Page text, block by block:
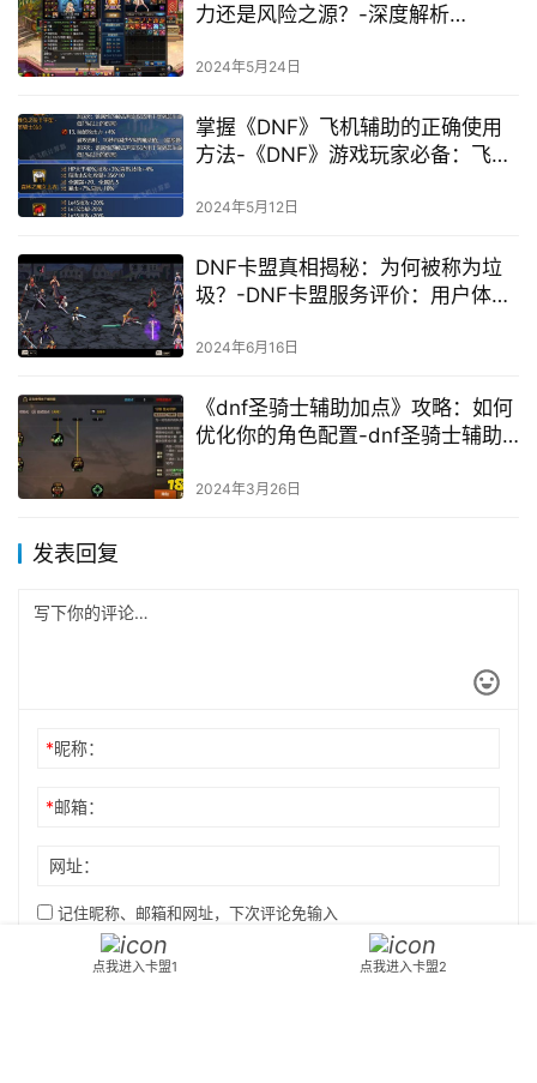
力还是风险之源？-深度解析
验与潜在风险
2024年5月24日
掌握《DNF》飞机辅助的正确使用
方法-《DNF》游戏玩家必备：飞机
2024年5月12日
DNF卡盟真相揭秘：为何被称为垃
圾？-DNF卡盟服务评价：用户体验
2024年6月16日
《dnf圣骑士辅助加点》攻略：如何
优化你的角色配置-dnf圣骑士辅助
2024年3月26日
发表回复
*昵称：
*邮箱：
网址：
记住昵称、邮箱和网址，下次评论免输入
点我进入卡盟1 点我进入卡盟2